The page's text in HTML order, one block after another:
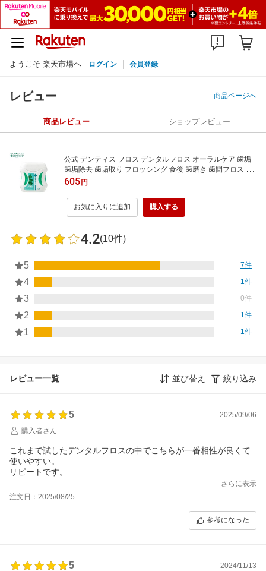
ようこそ 楽天市場へ ログイン 会員登録
レビュー 商品ページへ
商品レビュー ショップレビュー
公式 デンティス フロス デンタルフロス オーラルケア 歯垢
歯垢除去 歯垢取り フロッシング 食後 歯磨き 歯間フロス 歯
間ブラシ 口臭ケア 口臭チェック 口臭対策 DENTISTE リベ
605円
お気に入りに追加 購入する
4.2(10件)
5 7件
4 1件
3 0件
2 1件
1 1件
レビュー一覧 並び替え 絞り込み
5
2025/09/06
購入者さん
これまで試したデンタルフロスの中でこちらが一番相性が良くて
使いやすい。
リピートです。
さらに表示
注文日：2025/08/25
参考になった
5
2024/11/13